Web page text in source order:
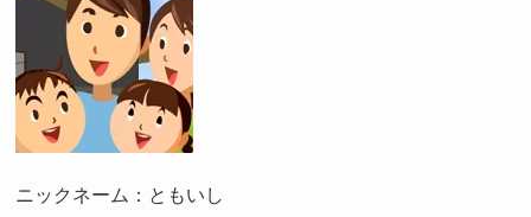
ニックネーム：ともいし